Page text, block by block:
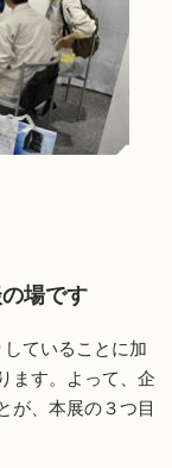
場です
ていることに加
ます。よって、企
が、本展の３つ目